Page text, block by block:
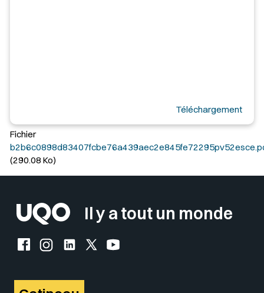
Téléchargement
Fichier
(290.08 Ko)
Il y a tout un monde
Facebook de l'UQO
Instagram de l'UQO
LinkedIn de l'UQO
X (Twitter) de l'UQO
YouTube de l'UQO